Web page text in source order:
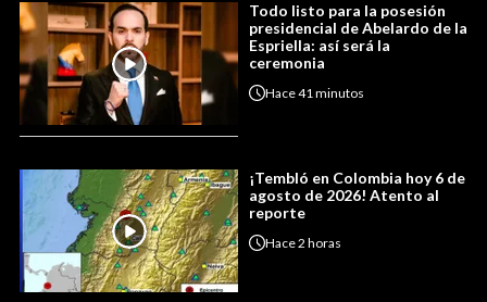
Todo listo para la posesión
presidencial de Abelardo de la
Espriella: así será la
ceremonia
Hace41 minutos
¡Tembló en Colombia hoy 6 de
agosto de 2026! Atento al
reporte
Hace2 horas